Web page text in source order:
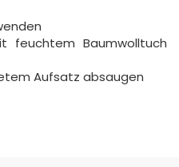
feuchtem Baumwolltuch
Aufsatz absaugen